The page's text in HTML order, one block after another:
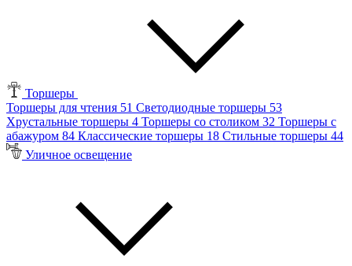
Торшеры
Торшеры для чтения 51 Светодиодные торшеры 53
Хрустальные торшеры 4 Торшеры со столиком 32 Торшеры с
абажуром 84 Классические торшеры 18 Стильные торшеры 44
Уличное освещение